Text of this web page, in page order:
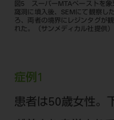
図5 スーパーMTAペーストを象
窩洞に填入後、SEMにて観察し
ろ、両者の境界にレジンタグが
れた。（サンメディカル社提供）
症例1
患者は50歳女性。